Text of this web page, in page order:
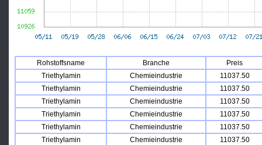
Rohstoffsname Branche
Preis
Triethylamin
Chemieindustrie
11037.50
Triethylamin
Chemieindustrie
11037.50
Triethylamin
Chemieindustrie
11037.50
Triethylamin
Chemieindustrie
11037.50
Triethylamin
Chemieindustrie
11037.50
Triethylamin
Chemieindustrie 11037.50